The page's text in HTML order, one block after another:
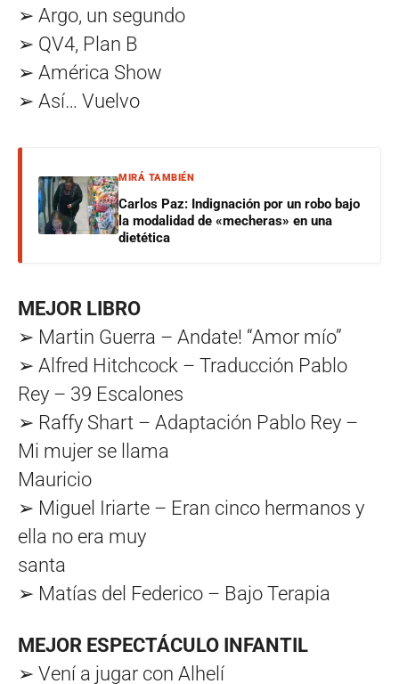
➢ Argo, un segundo
➢ QV4, Plan B
➢ América Show
➢ Así… Vuelvo
MIRÁ TAMBIÉN
Carlos Paz: Indignación por un robo bajo
la modalidad de «mecheras» en una
dietética
MEJOR LIBRO
➢ Martin Guerra – Andate! “Amor mío”
➢ Alfred Hitchcock – Traducción Pablo
Rey – 39 Escalones
➢ Raffy Shart – Adaptación Pablo Rey –
Mi mujer se llama
Mauricio
➢ Miguel Iriarte – Eran cinco hermanos y
ella no era muy
santa
➢ Matías del Federico – Bajo Terapia
MEJOR ESPECTÁCULO INFANTIL
➢ Vení a jugar con Alhelí